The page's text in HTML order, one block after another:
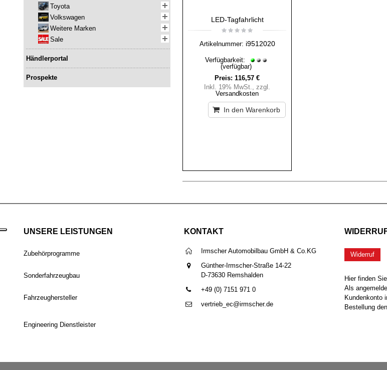
LED-Tagfahrlicht
Artikelnummer: i9512020
Verfügbarkeit:
(verfügbar)
Preis: 116,57 €
Inkl. 19% MwSt.,zzgl.
Versandkosten
In den Warenkorb
Toyota
Volkswagen
Weitere Marken
Sale
Händlerportal
Prospekte
UNSERE LEISTUNGEN
Zubehörprogramme
Sonderfahrzeugbau
Fahrzeughersteller
Engineering Dienstleister
KONTAKT
Irmscher Automobilbau GmbH & Co.KG
Günther-Irmscher-Straße 14-22
D-73630 Remshalden
+49 (0) 7151 971 0
vertrieb_ec@irmscher.de
Widerruf
Hier finden
Als
Kundenkonto
Bestellung